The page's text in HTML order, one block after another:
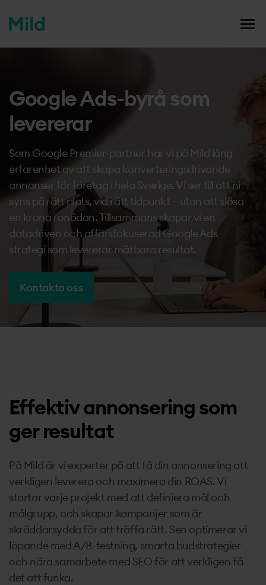
Våra tjänster
Blogg
Om oss
Kontakt
Google Ads-byrå som
levererar
Som Google Premier-partner har vi på Mild lång
erfarenhet av att skapa konverteringsdrivande
annonser för företag i hela Sverige. Vi ser till att ni
syns på rätt plats, vid rätt tidpunkt – utan att slösa
en krona i onödan. Tillsammans skapar vi en
datadriven och affärsfokuserad Google Ads-
strategi som levererar mätbara resultat.
Kontakta oss
Effektiv annonsering som
ger resultat
På Mild är vi experter på att få din annonsering att
verkligen leverera och maximera din ROAS. Vi
startar varje projekt med att definiera mål och
målgrupp, och skapar kampanjer som är
skräddarsydda för att träffa rätt. Sen optimerar vi
löpande med A/B-testning, smarta budstrategier
och nära samarbete med SEO för att verkligen få
det att funka.